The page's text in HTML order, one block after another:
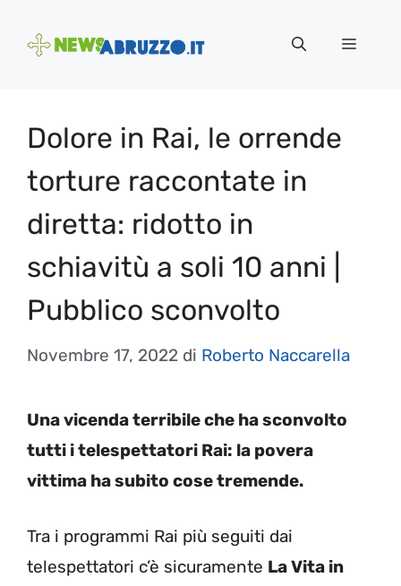
Menu
Dolore in Rai, le orrende
torture raccontate in
diretta: ridotto in
schiavitù a soli 10 anni |
Pubblico sconvolto
Novembre 17, 2022 di Roberto Naccarella
Una vicenda terribile che ha sconvolto
tutti i telespettatori Rai: la povera
vittima ha subito cose tremende.
Tra i programmi Rai più seguiti dai
telespettatori c’è sicuramente La Vita in